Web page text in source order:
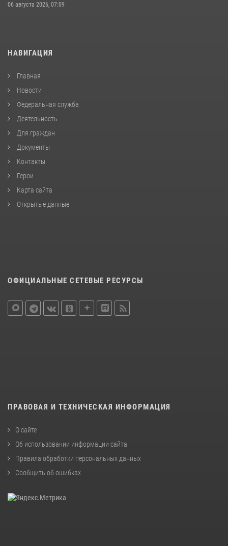
06 августа 2026, 07:09
НАВИГАЦИЯ
Главная
Новости
Федеральная служба
Деятельность
Для граждан
Документы
Контакты
Герои
Карта сайта
Открытые данные
ОФИЦИАЛЬНЫЕ СЕТЕВЫЕ РЕСУРСЫ
ПРАВОВАЯ И ТЕХНИЧЕСКАЯ ИНФОРМАЦИЯ
О сайте
Об использовании информации сайта
Правила обработки персональных данных
Сообщить об ошибках